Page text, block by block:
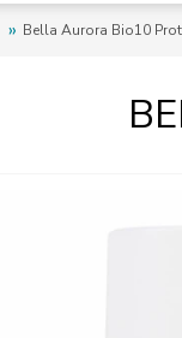
Bella Aurora Bio10